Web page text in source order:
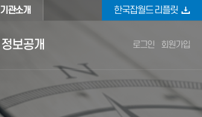
기관소개 한국잡월드리플릿
정보공개 로그인 회원가입